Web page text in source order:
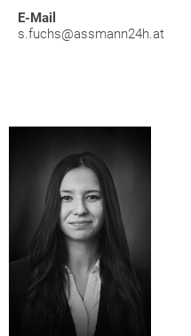
E-Mail
s.fuchs@assmann24h.at